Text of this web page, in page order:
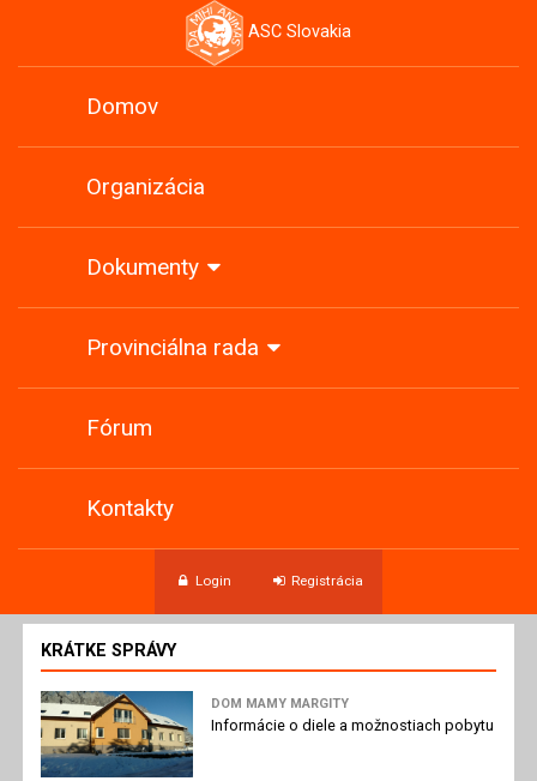
ASC Slovakia
Domov
Organizácia
Dokumenty
Provinciálna rada
Fórum
Kontakty
Login Registrácia
KRÁTKE SPRÁVY
DOM MAMY MARGITY
Informácie o diele a možnostiach pobytu